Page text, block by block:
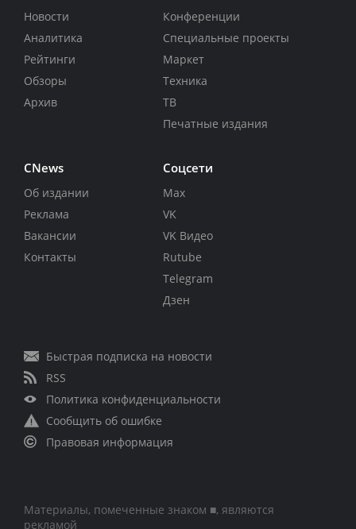
Новости
Аналитика
Рейтинги
Обзоры
Архив
Конференции
Специальные проекты
Маркет
Техника
ТВ
Печатные издания
CNews
Об издании
Реклама
Вакансии
Контакты
Соцсети
Max
VK
VK Видео
Rutube
Telegram
Дзен
Быстрая подписка на новости
RSS
Политика конфиденциальности
Сообщить об ошибке
Правовая информация
Материалы, помеченные знаком ■, являются
рекламой